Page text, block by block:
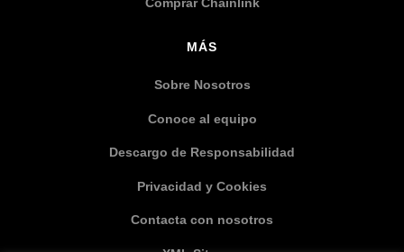
MÁS
Sobre Nosotros
Conoce al equipo
Descargo de Responsabilidad
Privacidad y Cookies
Contacta con nosotros